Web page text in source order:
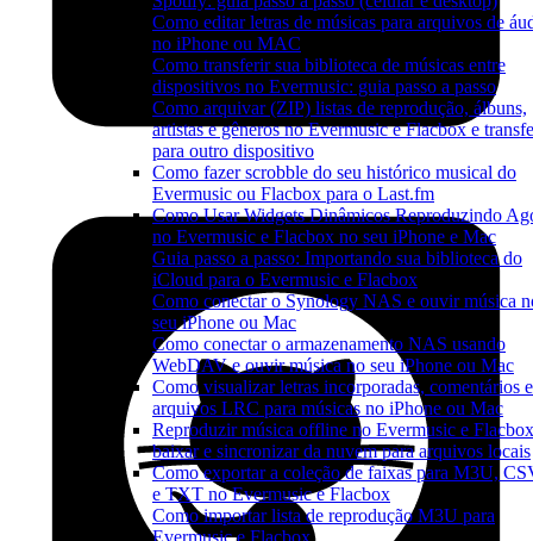
Como editar letras de músicas para arquivos de
no iPhone ou MAC
Como transferir sua biblioteca de músicas entre
dispositivos no Evermusic: guia passo a passo
Como arquivar (ZIP) listas de reprodução, álbuns,
artistas e gêneros no Evermusic e Flacbox e
para outro dispositivo
Como fazer scrobble do seu histórico musical do
Evermusic ou Flacbox para o Last.fm
Como Usar Widgets Dinâmicos Reproduzindo
no Evermusic e Flacbox no seu iPhone e Mac
Guia passo a passo: Importando sua biblioteca do
iCloud para o Evermusic e Flacbox
Como conectar o Synology NAS e ouvir música
seu iPhone ou Mac
Como conectar o armazenamento NAS usando
WebDAV e ouvir música no seu iPhone ou Mac
Como visualizar letras incorporadas, comentários e
arquivos LRC para músicas no iPhone ou Mac
Reproduzir música offline no Evermusic e
baixar e sincronizar da nuvem para arquivos locais
Como exportar a coleção de faixas para M3U,
e TXT no Evermusic e Flacbox
Como importar lista de reprodução M3U para
Evermusic e Flacbox